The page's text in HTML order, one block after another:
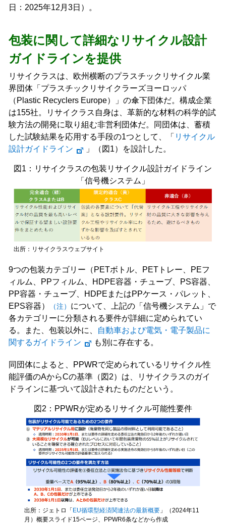
日：2025年12月3日）。
包装に関して詳細なリサイクル設計
ガイドラインを提供
リサイクラスは、欧州横断のプラスチックリサイクル業
界団体「プラスチックリサイクラーズヨーロッパ
（Plastic Recyclers Europe）」の傘下団体だ。構成企業
は155社。リサイクラス自身は、革新的な材料の科学的試
験方法の開発に取り組む非営利団体だ。同団体は、蓄積
した試験結果を応用する手段の1つとして、「 リサイクル
設計ガイドライン
」（図1）を設計した。
図1：リサイクラスの包装リサイクル設計ガイドライン
「信号機システム」
出所：リサイクラスウェブサイト
9つの包装カテゴリー（PETボトル、PETトレー、PEフ
ィルム、PPフィルム、HDPE容器・チューブ、PS容器、
PP容器・チューブ、HDPEまたはPPケース・パレット、
EPS容器）
（注） について、上記の「信号機システム」で
各カテゴリーに分類される要件が詳細に定められてい
る。また、包装以外に、
自動車および電気・電子製品に
関するガイドライン
も別に存在する。
同団体によると、PPWRで定められているリサイクル性
能評価のAからCの基準（図2）は、リサイクラスのガイ
ドラインに基づいて設計されたものだという。
図2：PPWRが定めるリサイクル可能性要件
出所：ジェトロ「 EU循環型経済関連法の最新概要」（2024年11
月）概要スライド15ページ、PPWR6条などから作成